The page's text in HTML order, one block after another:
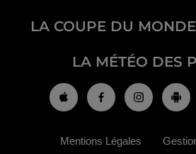
LA COUPE DU
LA MÉTÉO DES
Mentions Légales